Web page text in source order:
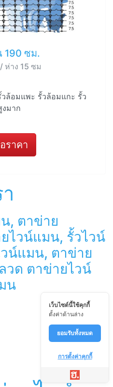
190 ซม.
ห่าง 15 ซม
ล้อมแพะ รั้วล้อมแกะ รั้ว
มาก
ราคา
, ตาข่าย
ไวน์แมน, รั้วไวน์
น์แมน, ตาข่าย
วด ตาข่ายไวน์
น
เว็บไซต์นี้ใช้คุกกี้
ตั้งค่าด้านล่าง
ยอมรับทั้งหมด
การตั้งค่าคุกกี้